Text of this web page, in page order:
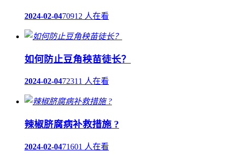
2024-02-0470912 人在看
如何防止豆角秧苗徒长？
2024-02-0472311 人在看
辣椒脐腐病补救措施 ?
2024-02-0471601 人在看